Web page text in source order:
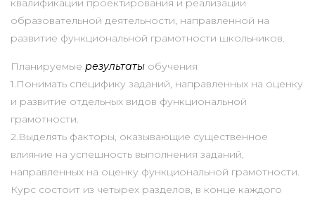
квалификации проектирования и реализации
образовательной деятельности, направленной на
развитие функциональной грамотности школьников.
Планируемые результаты обучения
1.Понимать специфику заданий, направленных на оценку
и развитие отдельных видов функциональной
грамотности.
2.Выделять факторы, оказывающие существенное
влияние на успешность выполнения заданий,
направленных на оценку функциональной грамотности.
Курс состоит из четырех разделов, в конце каждого